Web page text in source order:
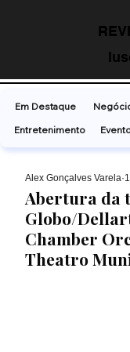
Abertura da
Globo/
Chamber
Theatro
Alex Gonçalves Varela
Em Destaque
Entretenimento